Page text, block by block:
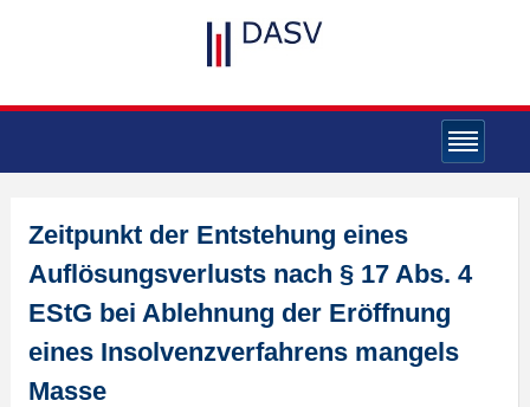
Zeitpunkt der Entstehung eines
Auflösungsverlusts nach § 17 Abs. 4
EStG bei Ablehnung der Eröffnung
eines Insolvenzverfahrens mangels
Masse